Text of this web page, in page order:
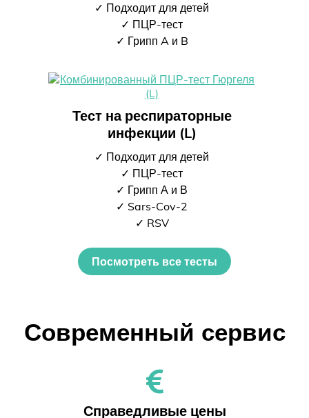
✓ Подходит для детей
✓ ПЦР-тест
✓ Грипп A и B
Тест на респираторные
инфекции (L)
✓ Подходит для детей
✓ ПЦР-тест
✓ Грипп А и В
✓ Sars-Cov-2
✓ RSV
Посмотреть все тесты
Современный сервис
Справедливые цены